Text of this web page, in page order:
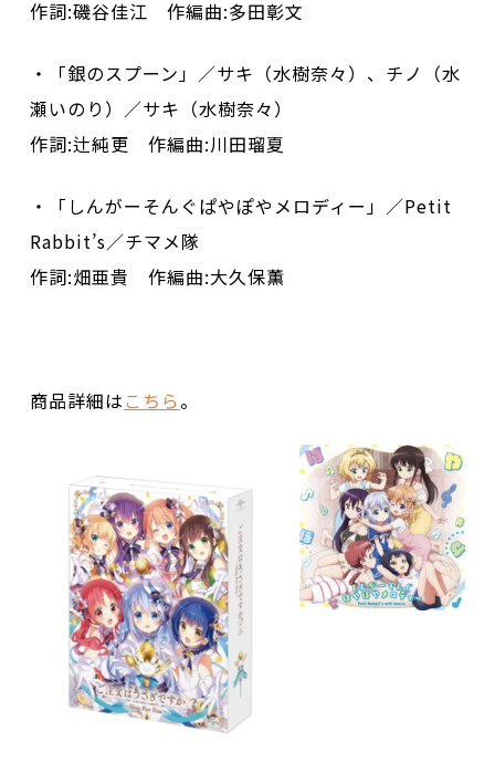
作詞:磯谷佳江 作編曲:多田彰文
・「銀のスプーン」／サキ（水樹奈々）、チノ（水
瀬いのり）／サキ（水樹奈々）
作詞:辻純更 作編曲:川田瑠夏
・「しんがーそんぐぱやぽやメロディー」／Petit
Rabbit’s／チマメ隊
作詞:畑亜貴 作編曲:大久保薫
商品詳細は こちら。